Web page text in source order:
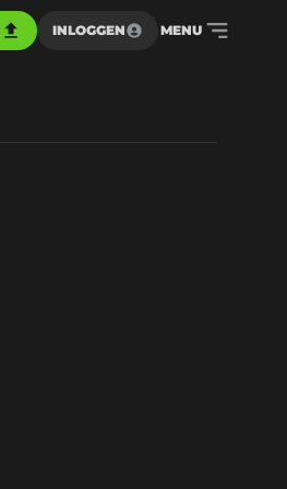
INLOGGEN MENU